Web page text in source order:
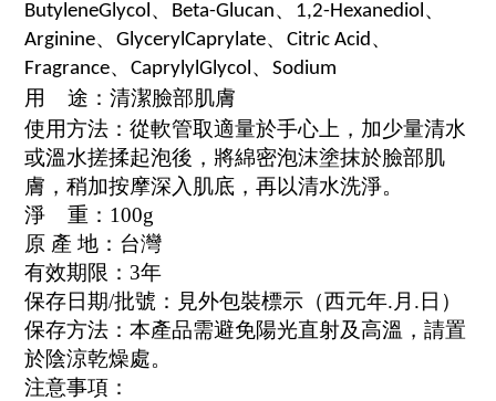
ButyleneGlycol、Beta-Glucan、1,2-Hexanediol、
Arginine、GlycerylCaprylate、Citric Acid、
Fragrance、CaprylylGlycol、Sodium
用 途：清潔臉部肌膚
使用方法： 從軟管取適量於手心上，加少量清水
或溫水搓揉起泡後，將綿密泡沫塗抹於臉部肌
膚， 稍加按摩深入肌底，再以清水洗淨。
淨 重：100g
原 產 地：台灣
有效期限：3年
保存日期/批號：見外包裝標示（西元年.月.日）
保存方法：本產品需避免陽光直射及高溫，請置
於陰涼乾燥處。
注意事項：